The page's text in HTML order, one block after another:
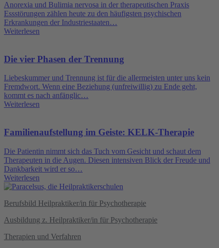
Anorexia und Bulimia nervosa in der therapeutischen Praxis
Essstörungen zählen heute zu den häufigsten psychischen
Erkrankungen der Industriestaaten…
Weiterlesen
Die vier Phasen der Trennung
Liebeskummer und Trennung ist für die allermeisten unter uns kein
Fremdwort. Wenn eine Beziehung (unfreiwillig) zu Ende geht,
kommt es nach anfänglic…
Weiterlesen
Familienaufstellung im Geiste: KELK-Therapie
Die Patientin nimmt sich das Tuch vom Gesicht und schaut dem
Therapeuten in die Augen. Diesen intensiven Blick der Freude und
Dankbarkeit wird er so…
Weiterlesen
Berufsbild Heilpraktiker/in für Psychotherapie
Ausbildung z. Heilpraktiker/in für Psychotherapie
Therapien und Verfahren